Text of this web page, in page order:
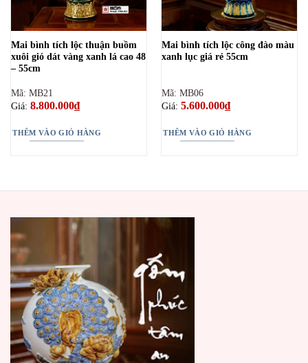
Mai bình tích lộc thuận buồm
xuôi gió dát vàng xanh lá cao 48
– 55cm
Mã: MB21
Giá: 8.800.000₫
THÊM VÀO GIỎ HÀNG
Mai bình tích lộc công đào màu
xanh lục giá rẻ 55cm
Mã: MB06
Giá: 5.600.000₫
THÊM VÀO GIỎ HÀNG